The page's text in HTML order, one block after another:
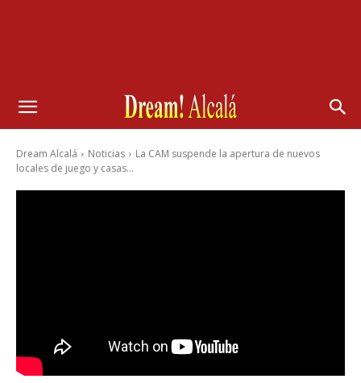
Dream Alcalá Noticias
La CAM suspende la apertura de nuevos
locales de juego y casas...